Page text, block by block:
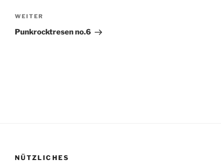
Nächster
Beitrag
WEITER
Punkrocktresen no.6
NÜTZLICHES